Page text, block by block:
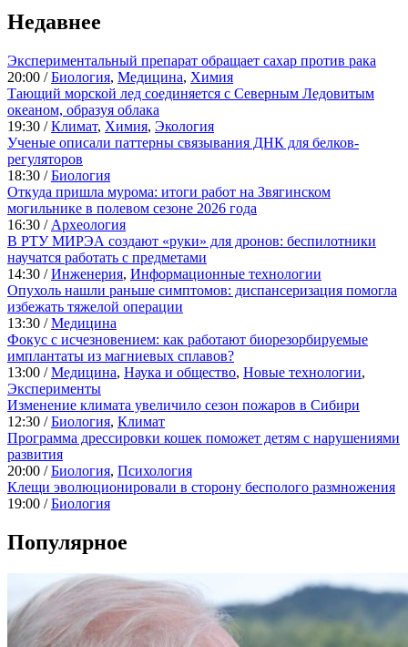
Недавнее
Экспериментальный препарат обращает сахар против рака
20:00 /Биология, Медицина, Химия
Тающий морской лед соединяется с Северным Ледовитым
океаном, образуя облака
19:30 /Климат, Химия, Экология
Ученые описали паттерны связывания ДНК для белков-
регуляторов
18:30 /Биология
Откуда пришла мурома: итоги работ на Звягинском
могильнике в полевом сезоне 2026 года
16:30 / Археология
В РТУ МИРЭА создают «руки» для дронов: беспилотники
научатся работать с предметами
14:30 /Инженерия, Информационные технологии
Опухоль нашли раньше симптомов: диспансеризация помогла
избежать тяжелой операции
13:30 /Медицина
Фокус с исчезновением: как работают биорезорбируемые
имплантаты из магниевых сплавов?
13:00 /Медицина, Наука и общество, Новые технологии,
Эксперименты
Изменение климата увеличило сезон пожаров в Сибири
12:30 /Биология, Климат
Программа дрессировки кошек поможет детям с нарушениями
развития
20:00 /Биология, Психология
Клещи эволюционировали в сторону бесполого размножения
19:00 /Биология
Популярное